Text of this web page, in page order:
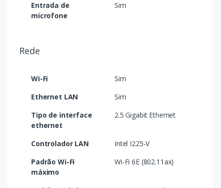
Entrada de
microfone
Sim
Rede
Wi-Fi
Sim
Ethernet LAN
Sim
Tipo de interface
ethernet
2.5 Gigabit Ethernet
Controlador LAN
Intel I225-V
Padrão Wi-Fi
máximo
Wi-Fi 6E (802.11ax)